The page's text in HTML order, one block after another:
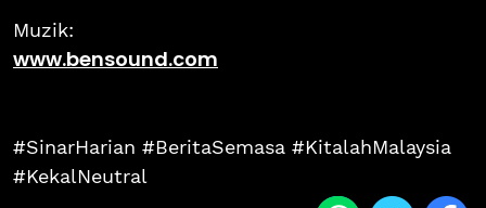
Muzik:
www.bensound.com
#SinarHarian #BeritaSemasa #KitalahMalaysia
#KekalNeutral